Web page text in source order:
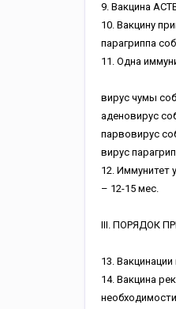
9. Вакцина
10. Вакцину
парагриппа
11. Одна
вирус чумы
аденовирус
парвовирус
вирус
12. Иммунитет
– 12-15 мес.
III. ПОРЯДОК
13.
14. Вакцина